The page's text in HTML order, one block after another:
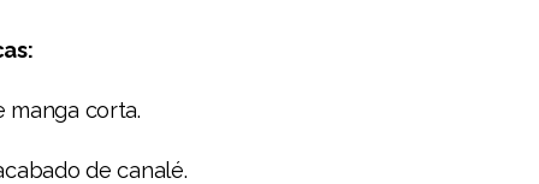
manga corta.
de canalé.